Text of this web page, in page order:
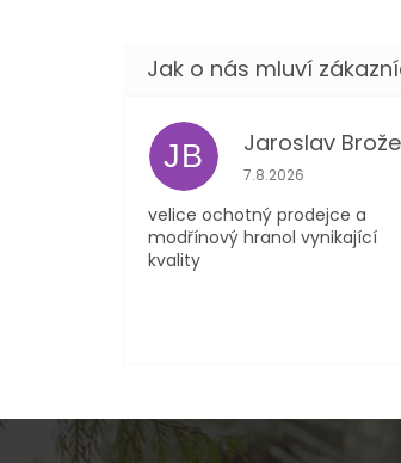
JB Jaroslav
Hodnocení
7.8.2026
velice ochotný prodejce a
modřínový hranol vynikající
kvality
Z